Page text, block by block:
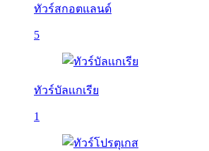
ทัวร์สกอตแลนด์
5
ทัวร์บัลเเกเรีย
1